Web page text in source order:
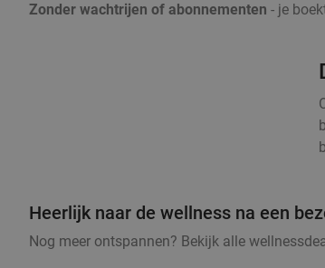
Zonder wachtrijen of abonnementen - je
Heerlijk naar de wellness na een
Nog meer ontspannen? Bekijk alle